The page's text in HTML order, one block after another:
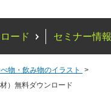
ード セミナー情報
物・飲み物のイラスト
）無料ダウンロード